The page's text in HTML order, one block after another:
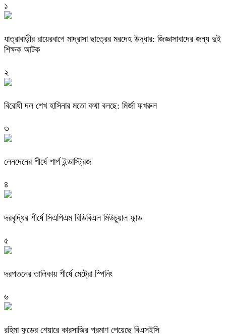
১
যাত্রাবাড়ীর রায়েরবাগে মাদ্রাসা ছাত্রের মরদেহ উদ্ধার: জিজ্ঞাসাবাদের জন্য দুই
শিক্ষক আটক
২
বিরোধী দল শেখ হাসিনার মতো কথা বলছে: মির্জা ফখরুল
৩
লেনদেনের শীর্ষে শার্প ইন্ডাস্ট্রিজ
৪
দরবৃদ্ধির শীর্ষে সিএপিএম বিডিবিএল মিউচুয়াল ফান্ড
৫
দরপতনের তালিকায় শীর্ষে মেট্রো স্পিনিং
৬
রহিমা ফুডের শেয়ারে কারসাজির প্রমাণ পেয়েছে বিএসইসি